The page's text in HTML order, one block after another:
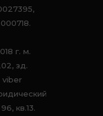
г. м.
зд.
viber
кв.13.